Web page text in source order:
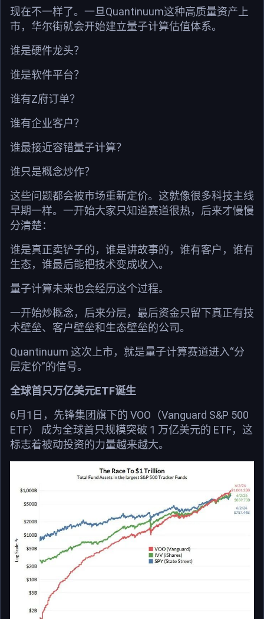
现在不一样了。一旦Quantinuum这种高质量资产上
市，华尔街就会开始建立量子计算估值体系。
谁是硬件龙头？
谁是软件平台？
谁有Z府订单？
谁有企业客户？
谁最接近容错量子计算？
谁只是概念炒作？
这些问题都会被市场重新定价。这就像很多科技主线
早期一样。一开始大家只知道赛道很热，后来才慢慢
分清楚：
谁是真正卖铲子的，谁是讲故事的，谁有客户，谁有
生态，谁最后能把技术变成收入。
量子计算未来也会经历这个过程。
一开始炒概念，后来分层，最后资金只留下真正有技
术壁垒、客户壁垒和生态壁垒的公司。
Quantinuum 这次上市，就是量子计算赛道进入“分
层定价”的信号。
全球首只万亿美元ETF诞生
6月1日，先锋集团旗下的 VOO（Vanguard S&P 500
ETF） 成为全球首只规模突破 1 万亿美元的 ETF，这
标志着被动投资的力量越来越大。